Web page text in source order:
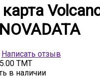
Написать отзыв
TMT
в наличии